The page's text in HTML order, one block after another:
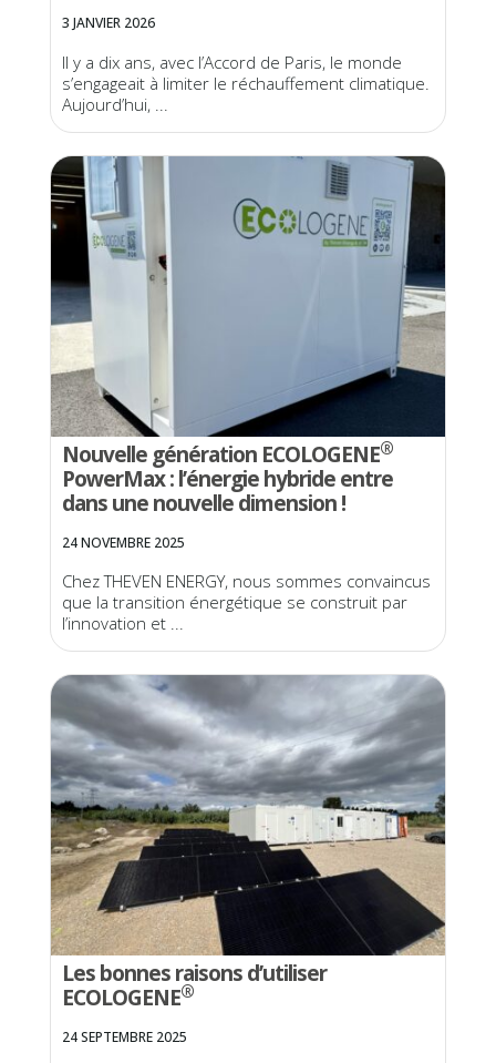
3 JANVIER 2026
Il y a dix ans, avec l’Accord de Paris, le monde
s’engageait à limiter le réchauffement climatique.
Aujourd’hui, ...
Nouvelle génération ECOLOGENE®
PowerMax : l’énergie hybride entre
dans une nouvelle dimension !
24 NOVEMBRE 2025
Chez THEVEN ENERGY, nous sommes convaincus
que la transition énergétique se construit par
l’innovation et ...
Les bonnes raisons d’utiliser
ECOLOGENE®
24 SEPTEMBRE 2025